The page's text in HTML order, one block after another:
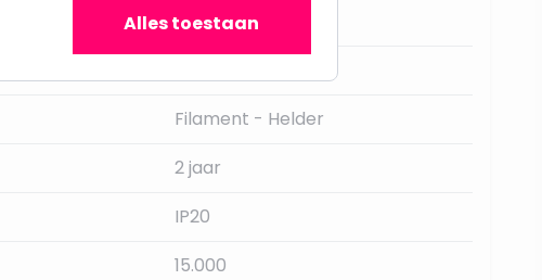
Star Trading
Filament - Helder
2 jaar
IP20
15.000
Alles toestaan